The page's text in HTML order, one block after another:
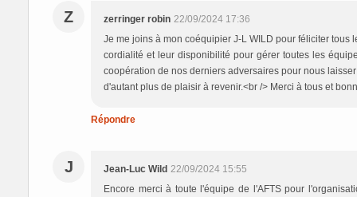
Z zerringer robin 22/09/2024 17:36
Je me joins à mon coéquipier J-L WILD pour féliciter
cordialité et leur disponibilité pour gérer toutes les
coopération de nos derniers adversaires pour nous
d'autant plus de plaisir à revenir.<br /> Merci à tous et
Répondre
J Jean-Luc Wild 22/09/2024 15:55
Encore merci à toute l'équipe de l'AFTS pour